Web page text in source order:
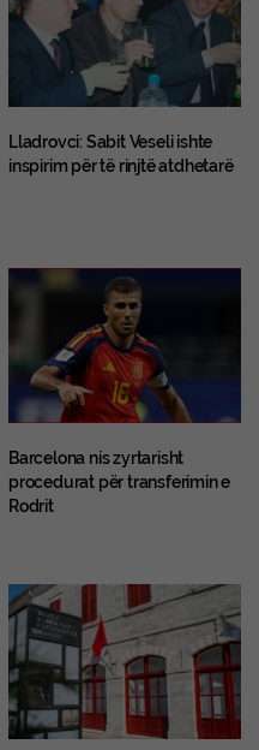
Lladrovci: Sabit Veseli ishte
inspirim për të rinjtë atdhetarë
Barcelona nis zyrtarisht
procedurat për transferimin e
Rodrit